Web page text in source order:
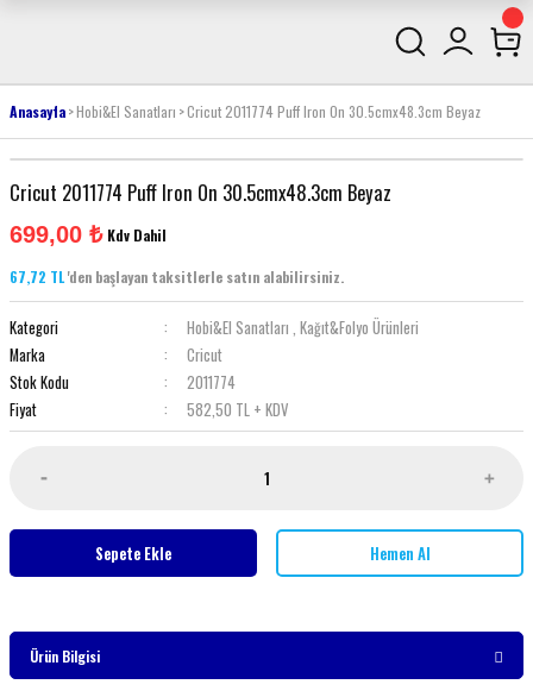
Anasayfa Hobi&El Sanatları Cricut 2011774 Puff Iron On 30.5cmx48.3cm Beyaz
Cricut 2011774 Puff Iron On 30.5cmx48.3cm Beyaz
699,00 ₺ Kdv Dahil
67,72 TL'den başlayan taksitlerle satın alabilirsiniz.
Kategori Hobi&El Sanatları , Kağıt&Folyo Ürünleri
Marka
Cricut
Stok Kodu
2011774
Fiyat
582,50 TL + KDV
Sepete Ekle Hemen Al
Ürün Bilgisi